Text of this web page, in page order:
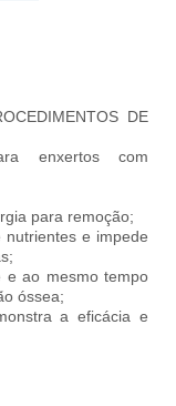
DE
enxertos com
para remoção;
e impede
e ao mesmo tempo
óssea;
a eficácia e